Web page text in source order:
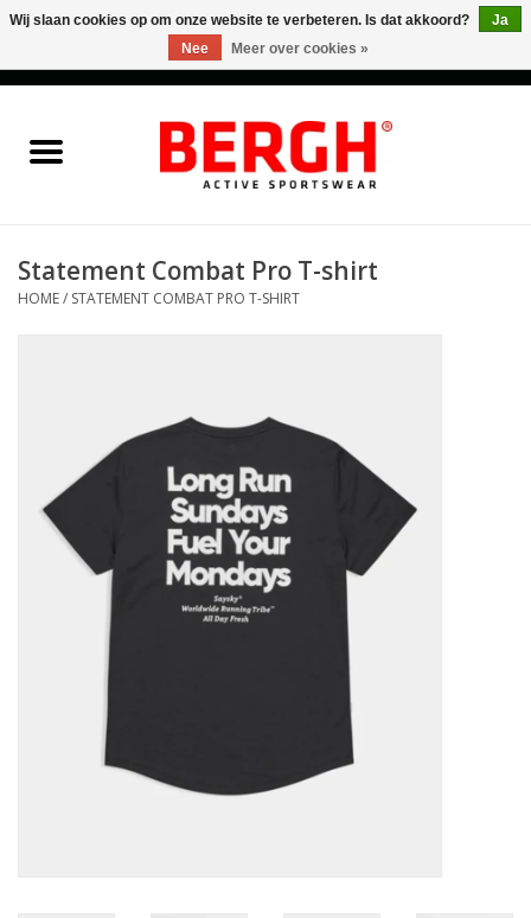
Cadeaubonnen
Merken
Statement Combat Pro T-shirt
HOME/ STATEMENT COMBAT PRO T-SHIRT
Wij slaan cookies op om onze website te verbeteren. Is dat akkoord?
Ja
Nee
Meer over cookies »